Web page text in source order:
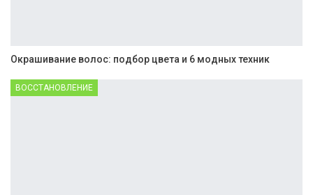
Окрашивание волос: подбор цвета и 6 модных техник
ВОССТАНОВЛЕНИЕ